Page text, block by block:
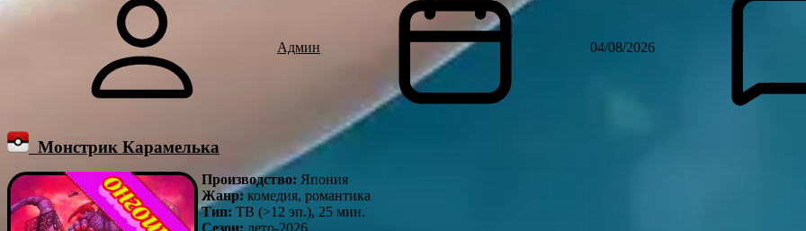
Админ 04/08/2026
Монстрик Карамелька
Производство: Япония
Жанр: комедия, романтика
Тип: ТВ (>12 эп.), 25 мин.
Сезон: лето-2026